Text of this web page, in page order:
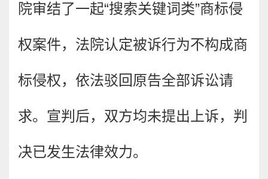
院审结了一起“搜索关键词类”商标侵
权案件，法院认定被诉行为不构成商
标侵权，依法驳回原告全部诉讼请
求。宣判后，双方均未提出上诉，判
决已发生法律效力。